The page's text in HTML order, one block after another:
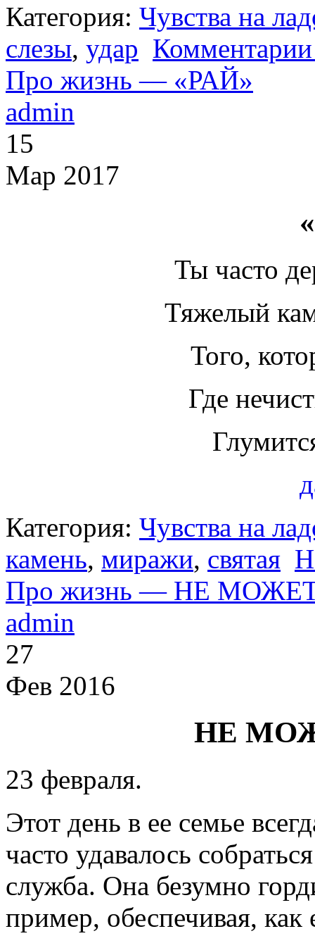
Категория: Чувства на
слезы, удар
Про жизнь — «РАЙ»
admin
15
Мар 2017
Ты часто
Тяжелый
Того,
Где
Категория: Чувства на
камень, миражи, святая
Про жизнь — НЕ
admin
27
Фев 2016
НЕ
23 февраля.
Этот день в ее семье
часто удавалось
служба. Она безумно
пример, обеспечивая,